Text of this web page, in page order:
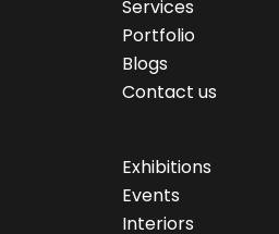
Services
Portfolio
Blogs
Contact us
Exhibitions
Events
Interiors